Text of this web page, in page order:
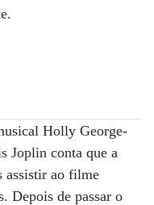
Holly George-
Joplin conta que a
assistir ao filme
Depois de passar o